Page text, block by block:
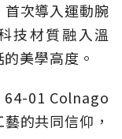
次導入運動腕
技材質融入溫
美學高度。
64-01 Colnago
的共同信仰，